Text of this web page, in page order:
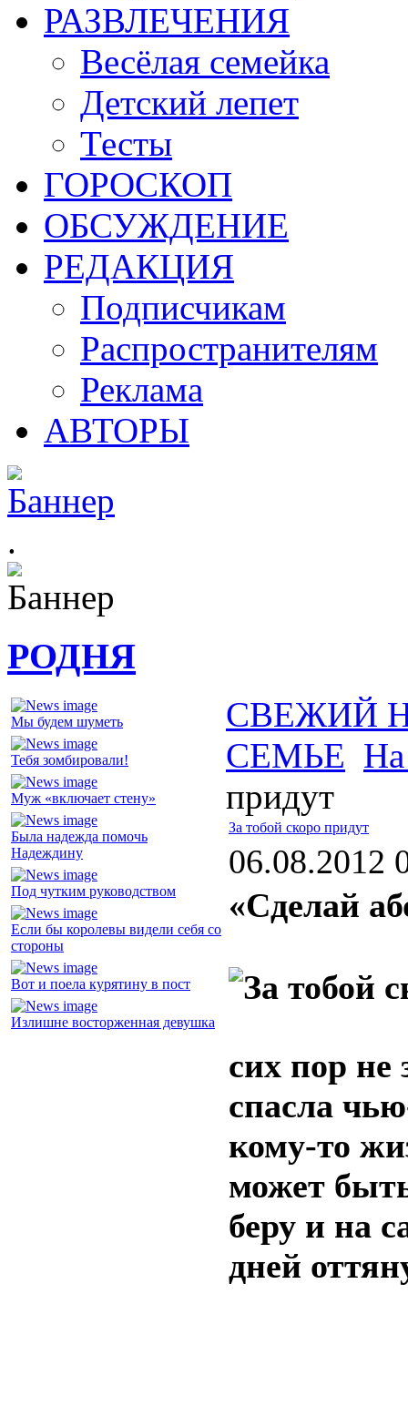
РАЗВЛЕЧЕНИЯ
Весёлая семейка
Детский лепет
Тесты
ГОРОСКОП
ОБСУЖДЕНИЕ
РЕДАКЦИЯ
Подписчикам
Распространителям
Реклама
АВТОРЫ
.
РОДНЯ
Мы будем шуметь
Тебя зомбировали!
Муж «включает стену»
Была надежда помочь
Надеждину
Под чутким руководством
Если бы королевы видели себя со
стороны
Вот и поела курятину в пост
Излишне восторженная девушка
СВЕЖИЙ
СЕМЬЕ На
придут
За тобой скоро придут
06.08.2012
«Сделай
сих пор не
спасла
кому-то
может
беру и на
дней